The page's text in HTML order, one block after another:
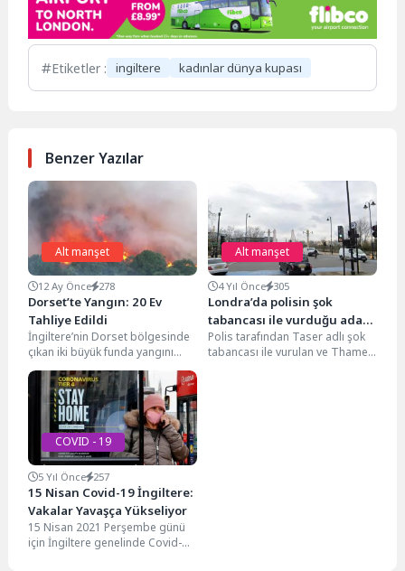
Etiketler : ingiltere kadınlar dünya kupası
Benzer Yazılar
Alt manşet
12 Ay Önce 278
Dorset’te Yangın: 20 Ev
Tahliye Edildi
İngiltere’nin Dorset bölgesinde
çıkan iki büyük funda yangını
nedeniyle Holt Heath
yakınlarında “büyük olay” ilan...
Alt manşet
4 Yıl Önce 305
Londra’da polisin şok
tabancası ile vurduğu adam
nehre düştü
Polis tarafından Taser adlı şok
tabancası ile vurulan ve Thames
COVID - 19
5 Yıl Önce 257
15 Nisan Covid-19 İngiltere:
Vakalar Yavaşça Yükseliyor
15 Nisan 2021 Perşembe günü
için İngiltere genelinde Covid-